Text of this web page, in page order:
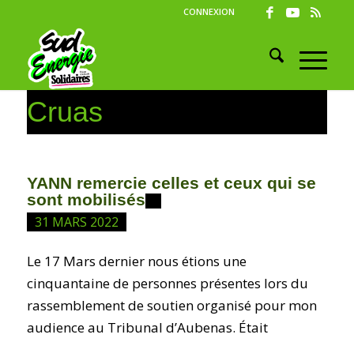
CONNEXION
Cruas
YANN remercie celles et ceux qui se
sont mobilisés
31 MARS 2022
Le 17 Mars dernier nous étions une
cinquantaine de personnes présentes lors du
rassemblement de soutien organisé pour mon
audience au Tribunal d’Aubenas. Était